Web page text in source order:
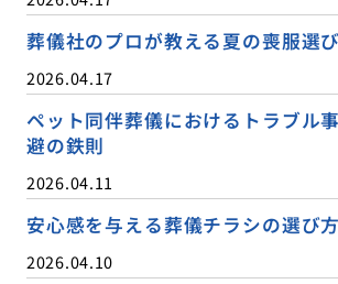
葬儀社のプロが教える夏の喪服選
2026.04.17
ペット同伴葬儀におけるトラブル
避の鉄則
2026.04.11
安心感を与える葬儀チラシの選び
2026.04.10